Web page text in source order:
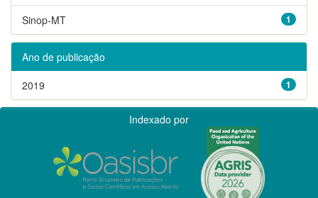
1
Sinop-MT
Ano de publicação
1
2019
Indexado por